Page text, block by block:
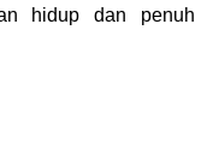
hidup dan penuh